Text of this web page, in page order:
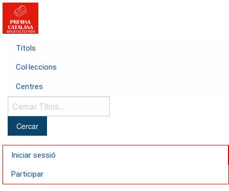
Títols
Col·leccions
Centres
Cercar
Títols...
Iniciar sessió
Participar